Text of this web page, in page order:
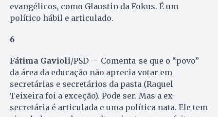
evangélicos, como Glaustin da Fokus. É um
político hábil e articulado.
6
Fátima Gavioli/PSD — Comenta-se que o “povo”
da área da educação não aprecia votar em
secretárias e secretários da pasta (Raquel
Teixeira foi a exceção). Pode ser. Mas a ex-
secretária é articulada e uma política nata. Ele tem